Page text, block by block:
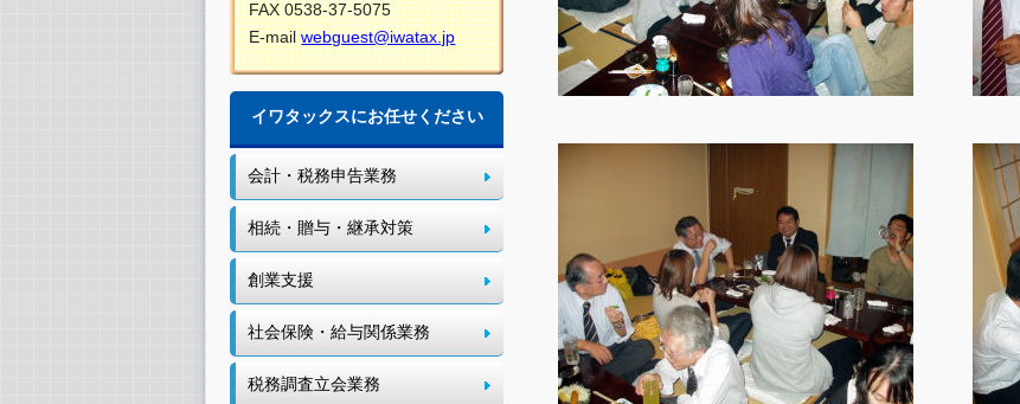
FAX 0538-37-5075
E-mailwebguest@iwatax.jp
イワタックスにお任せください
会計・税務申告業務
相続・贈与・継承対策
創業支援
社会保険・給与関係業務
税務調査立会業務